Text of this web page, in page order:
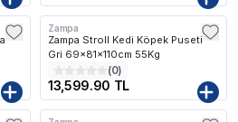
Kargo Bedava
Zampa
Zampa Stroll Kedi Köpek Puseti
Gri 69x81x110cm 55Kg
(0)
13,599.90 TL